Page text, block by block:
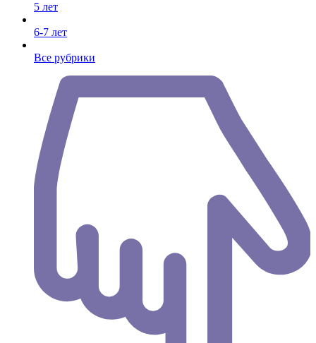
5 лет
6-7 лет
Все рубрики